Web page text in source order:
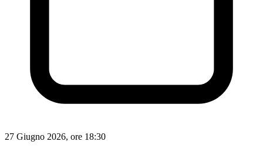
27 Giugno 2026, ore 18:30